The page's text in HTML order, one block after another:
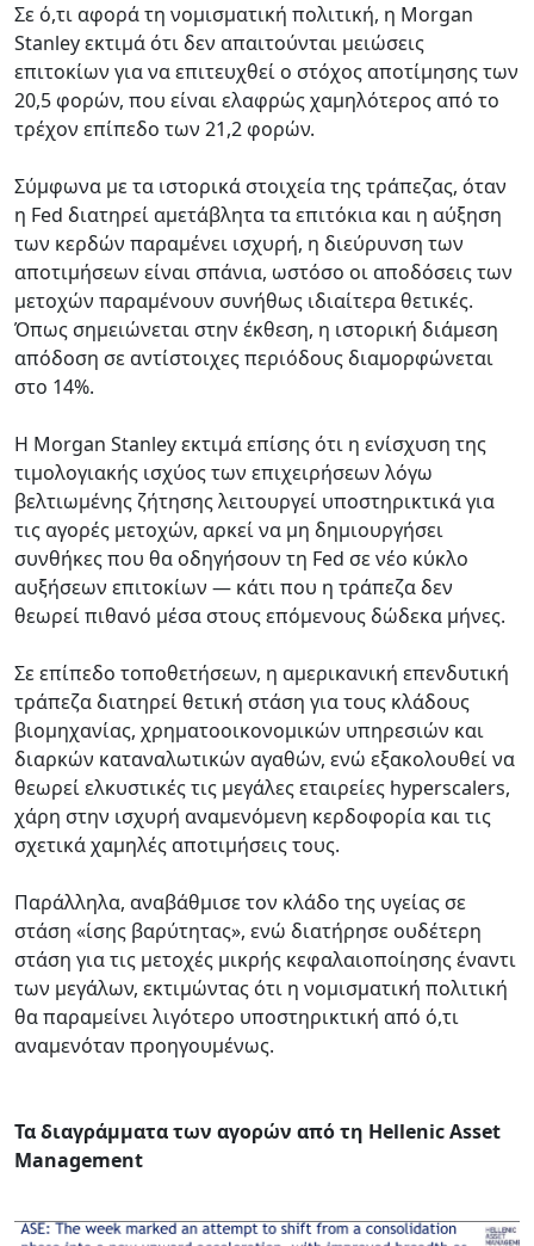
Σε ό,τι αφορά τη νομισματική πολιτική, η Morgan
Stanley εκτιμά ότι δεν απαιτούνται μειώσεις
επιτοκίων για να επιτευχθεί ο στόχος αποτίμησης των
20,5 φορών, που είναι ελαφρώς χαμηλότερος από το
τρέχον επίπεδο των 21,2 φορών.
Σύμφωνα με τα ιστορικά στοιχεία της τράπεζας, όταν
η Fed διατηρεί αμετάβλητα τα επιτόκια και η αύξηση
των κερδών παραμένει ισχυρή, η διεύρυνση των
αποτιμήσεων είναι σπάνια, ωστόσο οι αποδόσεις των
μετοχών παραμένουν συνήθως ιδιαίτερα θετικές.
Όπως σημειώνεται στην έκθεση, η ιστορική διάμεση
απόδοση σε αντίστοιχες περιόδους διαμορφώνεται
στο 14%.
Η Morgan Stanley εκτιμά επίσης ότι η ενίσχυση της
τιμολογιακής ισχύος των επιχειρήσεων λόγω
βελτιωμένης ζήτησης λειτουργεί υποστηρικτικά για
τις αγορές μετοχών, αρκεί να μη δημιουργήσει
συνθήκες που θα οδηγήσουν τη Fed σε νέο κύκλο
αυξήσεων επιτοκίων — κάτι που η τράπεζα δεν
θεωρεί πιθανό μέσα στους επόμενους δώδεκα μήνες.
Σε επίπεδο τοποθετήσεων, η αμερικανική επενδυτική
τράπεζα διατηρεί θετική στάση για τους κλάδους
βιομηχανίας, χρηματοοικονομικών υπηρεσιών και
διαρκών καταναλωτικών αγαθών, ενώ εξακολουθεί να
θεωρεί ελκυστικές τις μεγάλες εταιρείες hyperscalers,
χάρη στην ισχυρή αναμενόμενη κερδοφορία και τις
σχετικά χαμηλές αποτιμήσεις τους.
Παράλληλα, αναβάθμισε τον κλάδο της υγείας σε
στάση «ίσης βαρύτητας», ενώ διατήρησε ουδέτερη
στάση για τις μετοχές μικρής κεφαλαιοποίησης έναντι
των μεγάλων, εκτιμώντας ότι η νομισματική πολιτική
θα παραμείνει λιγότερο υποστηρικτική από ό,τι
αναμενόταν προηγουμένως.
Τα διαγράμματα των αγορών από τη Hellenic Asset
Management